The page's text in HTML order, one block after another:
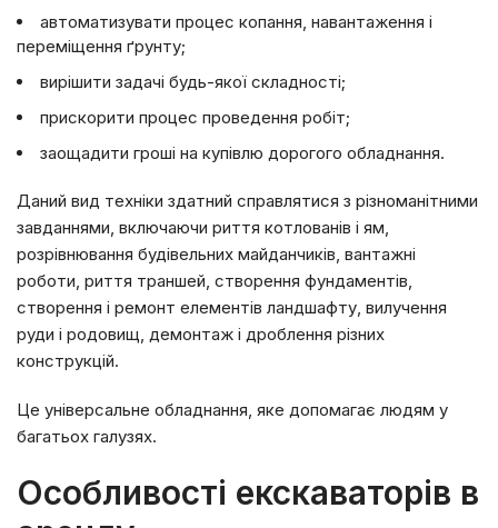
автоматизувати процес копання, навантаження і
переміщення ґрунту;
вирішити задачі будь-якої складності;
прискорити процес проведення робіт;
заощадити гроші на купівлю дорогого обладнання.
Даний вид техніки здатний справлятися з різноманітними
завданнями, включаючи риття котлованів і ям,
розрівнювання будівельних майданчиків, вантажні
роботи, риття траншей, створення фундаментів,
створення і ремонт елементів ландшафту, вилучення
руди і родовищ, демонтаж і дроблення різних
конструкцій.
Це універсальне обладнання, яке допомагає людям у
багатьох галузях.
Особливості екскаваторів в